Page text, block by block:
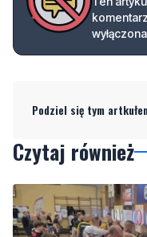
Podziel się tym
Czytaj również